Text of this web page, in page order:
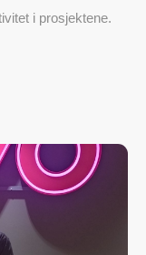
i prosjektene.